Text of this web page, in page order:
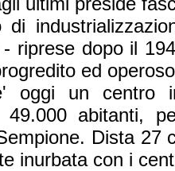
di
- riprese dopo il
ed
oggi un centro
49.000 abitanti,
Dista 27
inurbata con i